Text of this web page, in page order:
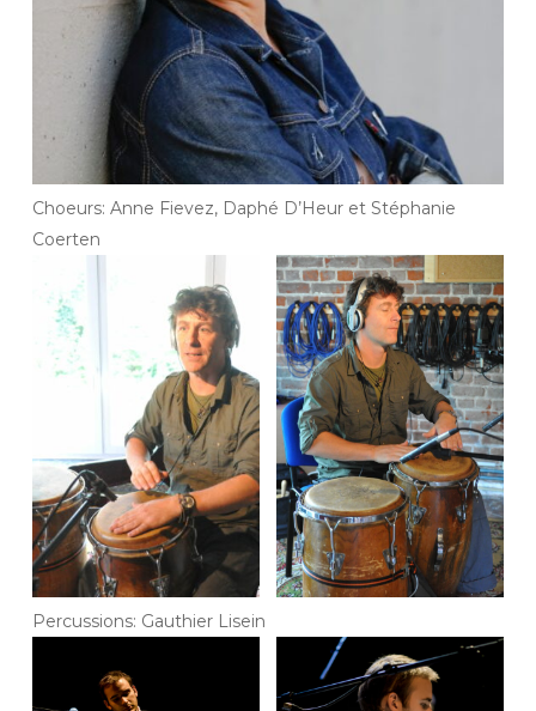
Choeurs: Anne Fievez, Daphé D’Heur et Stéphanie
Coerten
Percussions: Gauthier Lisein